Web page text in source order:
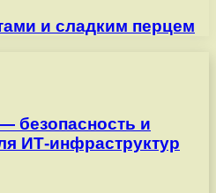
и сладким перцем
безопасность и
ИТ-инфраструктур